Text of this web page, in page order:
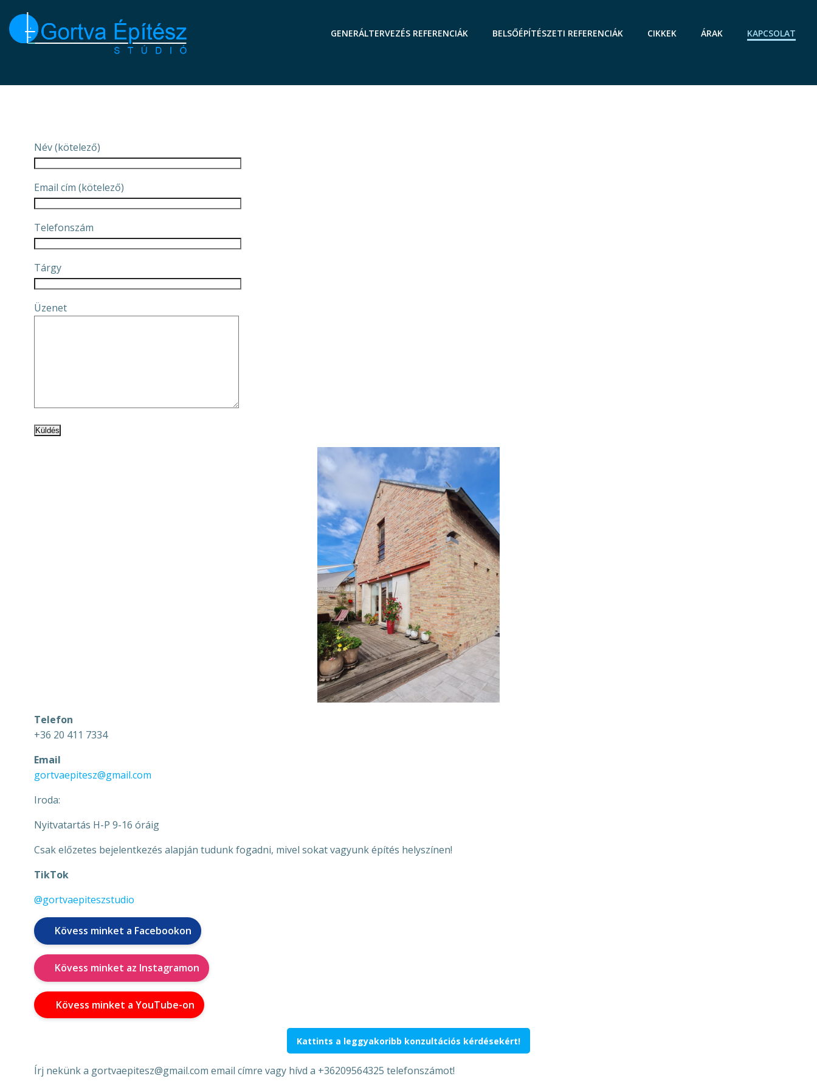
content
GENERÁLTERVEZÉS REFERENCIÁK BELSŐÉPÍTÉSZETI REFERENCIÁK CIKKEK ÁRAK KAPCSOLAT
Név (kötelező)
Email cím (kötelező)
Telefonszám
Tárgy
Üzenet
Telefon
+36 20 411 7334
Email
gortvaepitesz@gmail.com
Iroda:
Nyitvatartás H-P 9-16 óráig
Csak előzetes bejelentkezés alapján tudunk fogadni, mivel sokat vagyunk építés helyszínen!
TikTok
@gortvaepiteszstudio
Kövess minket a Facebookon
Kövess minket az Instagramon
Kövess minket a YouTube-on
Kattints a leggyakoribb konzultációs kérdésekért!
Írj nekünk a gortvaepitesz@gmail.com email címre vagy hívd a +36209564325 telefonszámot!